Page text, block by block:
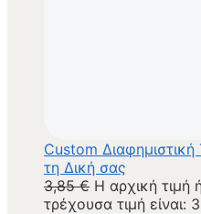
Custom Διαφημιστική
τη Δική σας
3,85€ Η αρχική τιμή
τρέχουσα τιμή είναι: